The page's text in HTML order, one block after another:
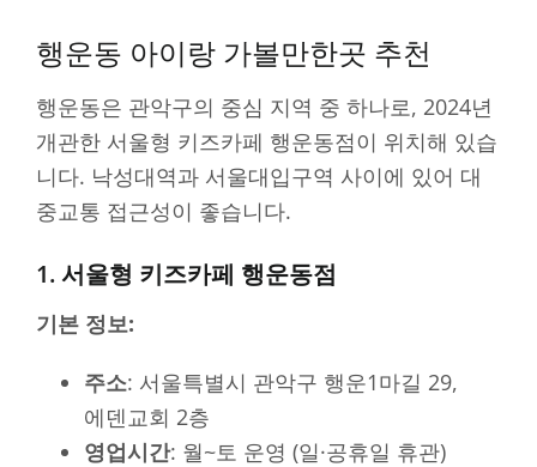
행운동 아이랑 가볼만한곳 추천
행운동은 관악구의 중심 지역 중 하나로, 2024년
개관한 서울형 키즈카페 행운동점이 위치해 있습
니다. 낙성대역과 서울대입구역 사이에 있어 대
중교통 접근성이 좋습니다.
1. 서울형 키즈카페 행운동점
기본 정보:
주소: 서울특별시 관악구 행운1마길 29,
에덴교회 2층
영업시간: 월~토 운영 (일·공휴일 휴관)